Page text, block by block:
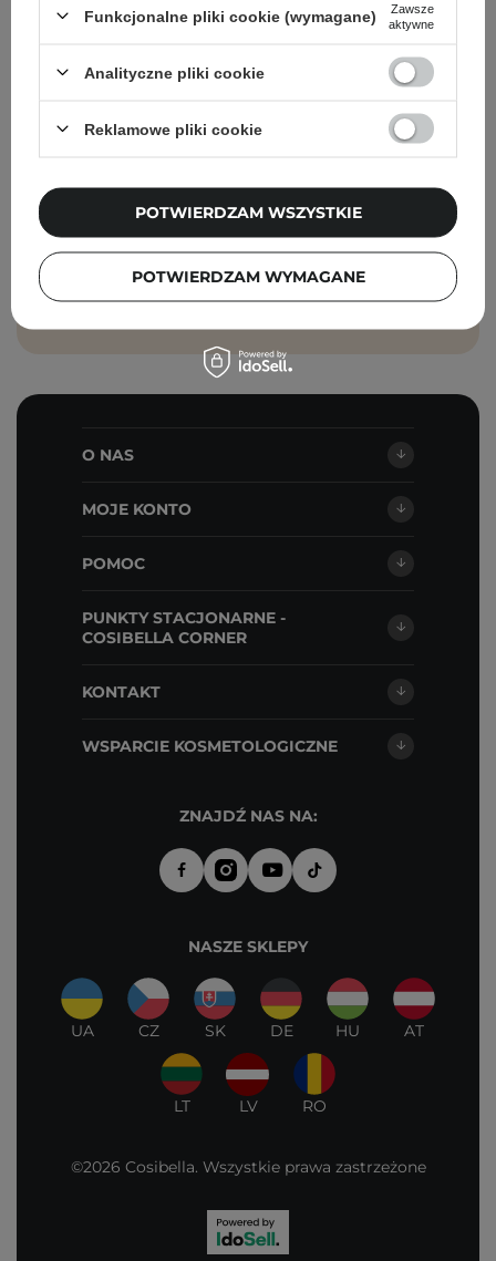
Pielęgnacyjne checklisty, eksperckie porady,
wiadomości marketingowych i
przetwarzanie moich danych przez
prywatności.
O NAS
MOJE KONTO
POMOC
PUNKTY STACJONARNE -
COSIBELLA CORNER
KONTAKT
WSPARCIE KOSMETOLOGICZNE
ZNAJDŹ NAS NA:
NASZE SKLEPY
UA CZ SK DE HU AT
LT LV RO
©2026 Cosibella. Wszystkie prawa zastrzeżone
Funkcjonalne pliki cookie (wymagane)
Zawsze
aktywne
Analityczne pliki cookie
Reklamowe pliki cookie
POTWIERDZAM WYMAGANE
POTWIERDZAM WSZYSTKIE